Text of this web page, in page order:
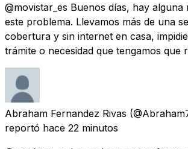
@movistar_es Buenos días, hay alguna
este problema. Llevamos más de una
cobertura y sin internet en casa,
trámite o necesidad que tengamos que
Abraham Fernandez Rivas
reportó hace 22 minutos